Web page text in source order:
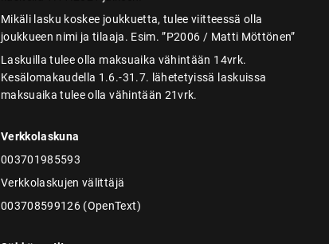
Mikäli lasku koskee joukkuetta, tulee viitteessä olla
joukkueen nimi ja tilaaja. Esim. ”P2006 / Matti Möttönen”
Laskuilla tulee olla maksuaika vähintään 14vrk.
Kesälomakaudella 1.6.-31.7. lähetetyissä laskuissa
maksuaika tulee olla vähintään 21vrk.
Verkkolaskuna
003701985593
Verkkolaskujen välittäjä
003708599126 (OpenText)